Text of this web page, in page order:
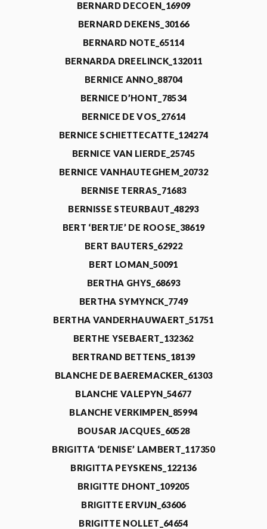
BERNARD DECOEN_16909
BERNARD DEKENS_30166
BERNARD NOTE_65114
BERNARDA DREELINCK_132011
BERNICE ANNO_88704
BERNICE D’HONT_78534
BERNICE DE VOS_27614
BERNICE SCHIETTECATTE_124274
BERNICE VAN LIERDE_25745
BERNICE VANHAUTEGHEM_20732
BERNISE TERRAS_71683
BERNISSE STEURBAUT_48293
BERT ‘BERTJE’ DE ROOSE_38619
BERT BAUTERS_62922
BERT LOMAN_50091
BERTHA GHYS_68693
BERTHA SYMYNCK_7749
BERTHA VANDERHAUWAERT_51751
BERTHE YSEBAERT_132362
BERTRAND BETTENS_18139
BLANCHE DE BAEREMACKER_61303
BLANCHE VALEPYN_54677
BLANCHE VERKIMPEN_85994
BOUSAR JACQUES_60528
BRIGITTA ‘DENISE’ LAMBERT_117350
BRIGITTA PEYSKENS_122136
BRIGITTE DHONT_109205
BRIGITTE ERVIJN_63606
BRIGITTE NOLLET_64654